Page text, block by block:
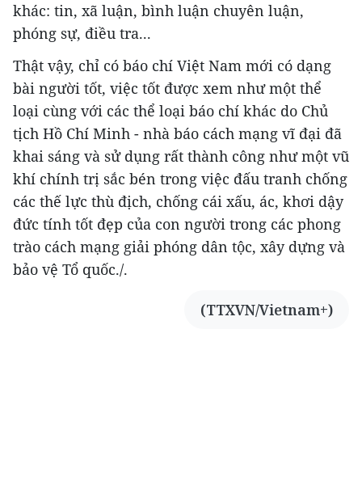
khác: tin, xã luận, bình luận chuyên luận,
phóng sự, điều tra...
Thật vậy, chỉ có báo chí Việt Nam mới có dạng
bài người tốt, việc tốt được xem như một thể
loại cùng với các thể loại báo chí khác do Chủ
tịch Hồ Chí Minh - nhà báo cách mạng vĩ đại đã
khai sáng và sử dụng rất thành công như một vũ
khí chính trị sắc bén trong việc đấu tranh chống
các thế lực thù địch, chống cái xấu, ác, khơi dậy
đức tính tốt đẹp của con người trong các phong
trào cách mạng giải phóng dân tộc, xây dựng và
bảo vệ Tổ quốc./.
(TTXVN/Vietnam+)